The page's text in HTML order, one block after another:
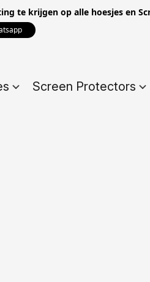
te krijgen op alle hoesjes en
Screen Protectors